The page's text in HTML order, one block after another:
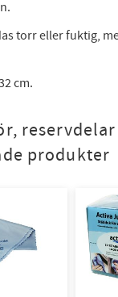
torr eller fuktig,
cm.
reservdelar
produkter